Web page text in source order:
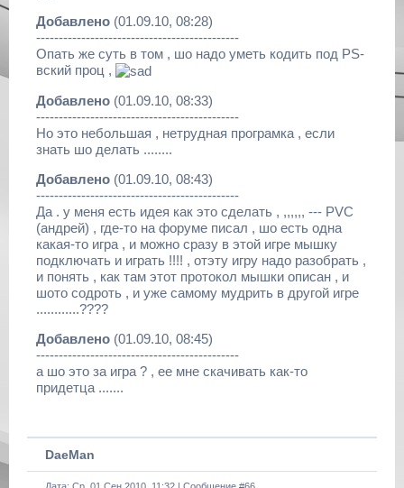
Добавлено (01.09.10, 08:28)
---------------------------------------------
Опать же суть в том , шо надо уметь кодить под PS-
вский проц ,
Добавлено (01.09.10, 08:33)
---------------------------------------------
Но это небольшая , нетрудная програмка , если
знать шо делать ........
Добавлено (01.09.10, 08:43)
---------------------------------------------
Да . у меня есть идея как это сделать , ,,,,,, --- PVC
(андрей) , где-то на форуме писал , шо есть одна
какая-то игра , и можно сразу в этой игре мышку
подключать и играть !!!! , отэту игру надо разобрать ,
и понять , как там этот протокол мышки описан , и
шото содроть , и уже самому мудрить в другой игре
............????
Добавлено (01.09.10, 08:45)
---------------------------------------------
а шо это за игра ? , ее мне скачивать как-то
придетца .......
DaeMan